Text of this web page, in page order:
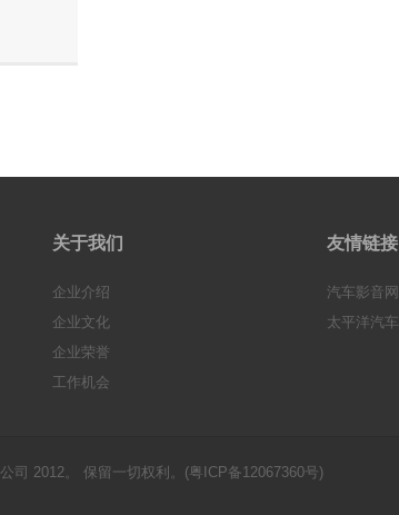
关于我们
企业介绍
企业文化
企业荣誉
工作机会
友情链接
汽车影音网
太平洋汽车
司 2012。 保留一切权利。(粤ICP备12067360号)